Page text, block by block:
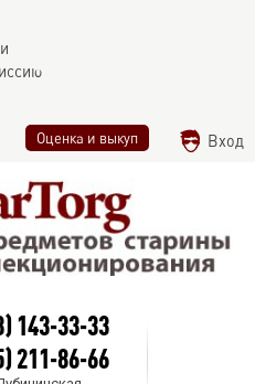
Оценка и выкуп Вход
143-33-33
211-86-66